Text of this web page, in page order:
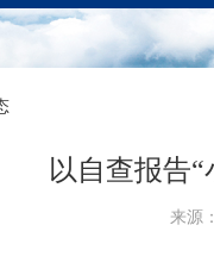
以自查报告
来源